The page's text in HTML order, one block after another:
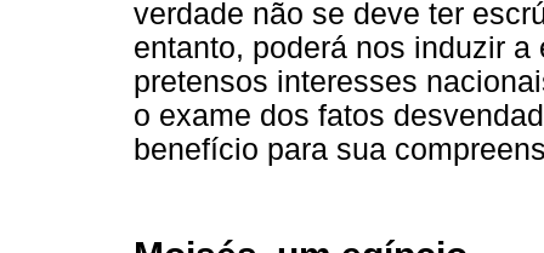
verdade não se deve ter
entanto, poderá nos induzir
pretensos interesses
o exame dos fatos
benefício para sua